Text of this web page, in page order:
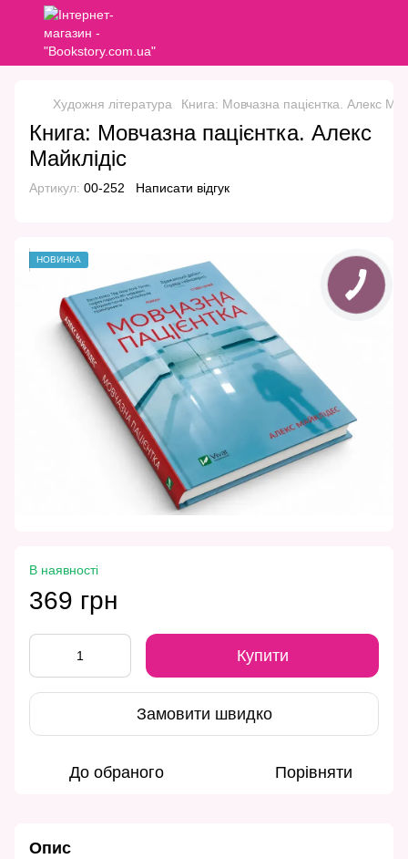
Художня література Книга: Мовчазна пацієнтка. Алекс
Книга: Мовчазна пацієнтка. Алекс
Майклідіс
Артикул: 00-252 Написати відгук
НОВИНКА
В наявності
369 грн
Купити
Замовити швидко
До обраного Порівняти
Опис